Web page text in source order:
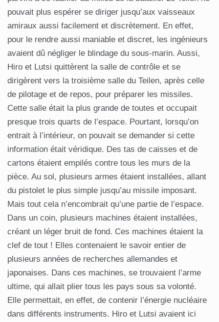
pouvait plus espérer se diriger jusqu’aux vaisseaux
amiraux aussi facilement et discrètement. En effet,
pour le rendre aussi maniable et discret, les ingénieurs
avaient dû négliger le blindage du sous-marin. Aussi,
Hiro et Lutsi quittèrent la salle de contrôle et se
dirigèrent vers la troisième salle du Teilen, après celle
de pilotage et de repos, pour préparer les missiles.
Cette salle était la plus grande de toutes et occupait
presque trois quarts de l’espace. Pourtant, lorsqu’on
entrait à l’intérieur, on pouvait se demander si cette
information était véridique. Des tas de caisses et de
cartons étaient empilés contre tous les murs de la
pièce. Au sol, plusieurs armes étaient installées, allant
du pistolet le plus simple jusqu’au missile imposant.
Mais tout cela n’encombrait qu’une partie de l’espace.
Dans un coin, plusieurs machines étaient installées,
créant un léger bruit de fond. Ces machines étaient la
clef de tout ! Elles contenaient le savoir entier de
plusieurs années de recherches allemandes et
japonaises. Dans ces machines, se trouvaient l’arme
ultime, qui allait plier tous les pays sous sa volonté.
Elle permettait, en effet, de contenir l’énergie nucléaire
dans différents instruments. Hiro et Lutsi avaient ici